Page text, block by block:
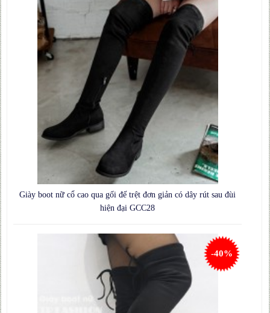
Giày boot nữ cổ cao qua gối đế trệt đơn giản có dây rút sau đùi
hiện đại GCC28
-40%